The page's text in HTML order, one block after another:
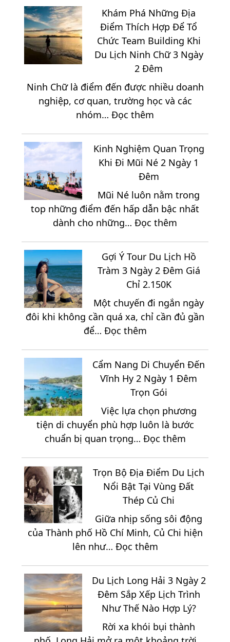
Đêm
Đáng
Trải
Nghiệm
Nang
Khám
Phá
Ninh
Chữ
Ngày
1
Từ
A
Đến
Khám Phá Những Địa
Điểm Thích Hợp Để Tổ
Chức Team Building Khi
Du Lịch Ninh Chữ 3 Ngày
2 Đêm
Ninh Chữ là điểm đến được nhiều doanh
nghiệp, cơ quan, trường học và các
nhóm… Đọc thêm
Những
Địa
Điểm
Thích
Hợp
Để
Tổ
Chức
Team
Building
Du
Lịch
Chữ
3
Ngày
2
Đêm
Kinh Nghiệm Quan Trọng
Khi Đi Mũi Né 2 Ngày 1
Đêm
Mũi Né luôn nằm trong
top những điểm đến hấp dẫn bậc nhất
dành cho những… Đọc thêm
Nghiệm
Quan
Trọng
Đi
Mũi
2
Ngày
1
Gợi Ý Tour Du Lịch Hồ
Tràm 3 Ngày 2 Đêm Giá
Chỉ 2.150K
Một chuyến đi ngắn ngày
đôi khi không cần quá xa, chỉ cần đủ gần
để… Đọc thêm:
Ý
Tour
Du
Lịch
Hồ
Tràm
3
Ngày
2
Đêm
Giá
2.150K
Cẩm Nang Di Chuyển Đến
Vĩnh Hy 2 Ngày 1 Đêm
Trọn Gói
Việc lựa chọn phương
tiện di chuyển phù hợp luôn là bước
chuẩn bị quan trọng… Đọc thêm:
Nang
Di
Chuyển
Vĩnh
Hy
Ngày
1
Đêm
Trọn
Trọn Bộ Địa Điểm Du Lịch
Nổi Bật Tại Vùng Đất
Thép Củ Chi
Giữa nhịp sống sôi động
của Thành phố Hồ Chí Minh, Củ Chi hiện
lên như… Đọc thêm:
Bộ
Địa
Điểm
Du
Lịch
Du Lịch Long Hải 3 Ngày 2
Đêm Sắp Xếp Lịch Trình
Như Thế Nào Hợp Lý?
Rời xa khói bụi thành